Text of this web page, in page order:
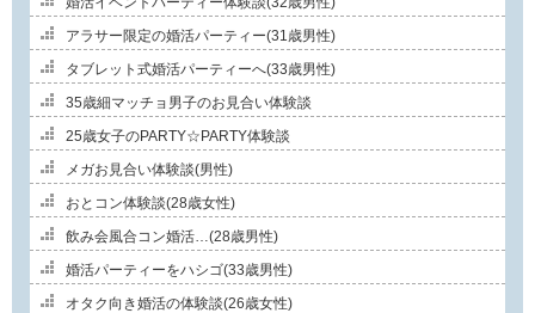
アラサー限定の婚活パーティー(31歳男性)
タブレット式婚活パーティーへ(33歳男性)
35歳細マッチョ男子のお見合い体験談
25歳女子のPARTY☆PARTY体験談
メガお見合い体験談(男性)
おとコン体験談(28歳女性)
飲み会風合コン婚活…(28歳男性)
婚活パーティーをハシゴ(33歳男性)
オタク向き婚活の体験談(26歳女性)